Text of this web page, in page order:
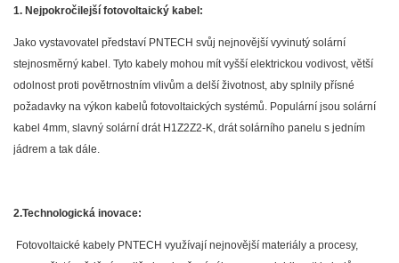
1. Nejpokročilejší fotovoltaický kabel:
Jako vystavovatel představí PNTECH svůj nejnovější vyvinutý solární
stejnosměrný kabel. Tyto kabely mohou mít vyšší elektrickou vodivost, větší
odolnost proti povětrnostním vlivům a delší životnost, aby splnily přísné
požadavky na výkon kabelů fotovoltaických systémů. Populární jsou solární
kabel 4mm, slavný solární drát H1Z2Z2-K, drát solárního panelu s jedním
jádrem a tak dále.
2.Technologická inovace:
Fotovoltaické kabely PNTECH využívají nejnovější materiály a procesy,